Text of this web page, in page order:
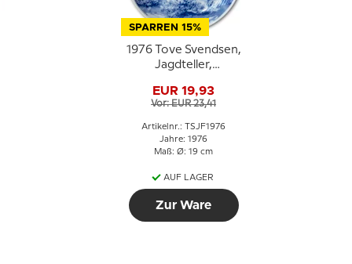
SPARREN 15%
1976 Tove Svendsen,
Jagdteller,
EUR 19,93
Vor: EUR 23,41
Artikelnr.: TSJF1976
Jahre: 1976
Maß: Ø: 19 cm
AUF LAGER
Zur Ware